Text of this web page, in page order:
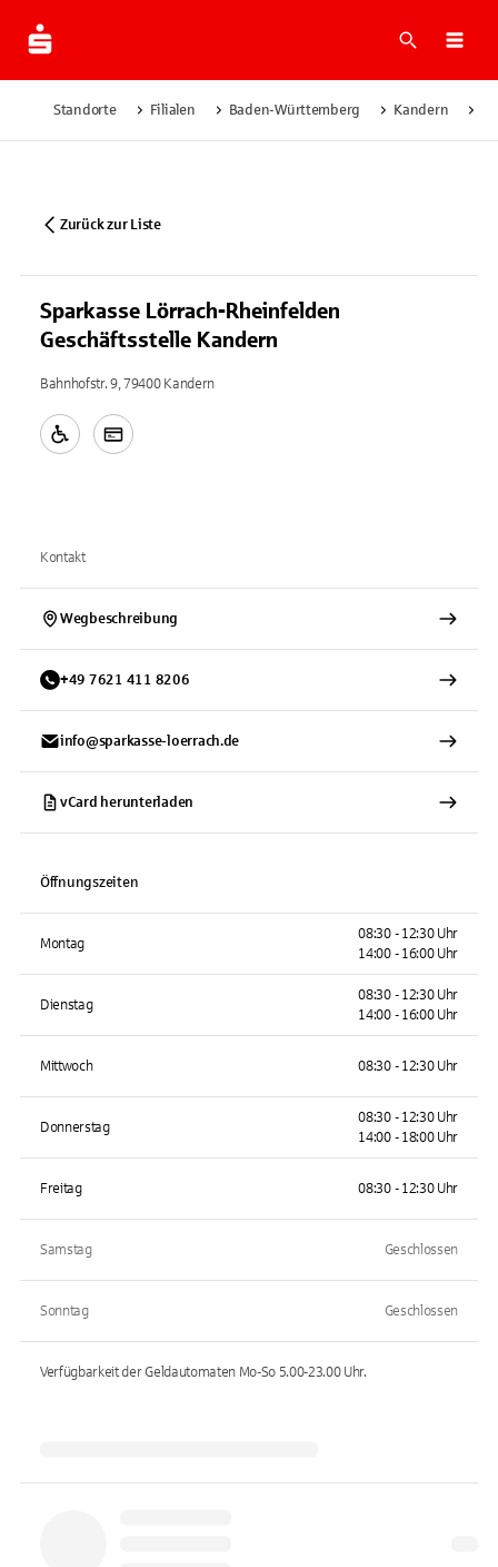
Suche
Standorte Filialen Baden-Württemberg Kandern
Zurück zur Liste
Sparkasse Lörrach-Rheinfelden
Geschäftsstelle Kandern
Bahnhofstr. 9, 79400 Kandern
Kontakt
Wegbeschreibung
+49 7621 411 8206
info@sparkasse-loerrach.de
vCard herunterladen
Öffnungszeiten
Montag
08:30 - 12:30 Uhr
14:00 - 16:00 Uhr
Dienstag
08:30 - 12:30 Uhr
14:00 - 16:00 Uhr
Mittwoch 08:30 - 12:30 Uhr
Donnerstag
08:30 - 12:30 Uhr
14:00 - 18:00 Uhr
Freitag 08:30 - 12:30 Uhr
Samstag Geschlossen
Sonntag Geschlossen
Verfügbarkeit der Geldautomaten Mo-So 5.00-23.00Uhr.